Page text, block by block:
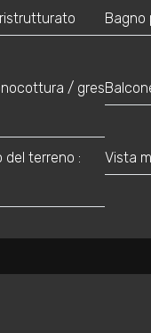
Bagno
/ gres
del terreno :
Vista